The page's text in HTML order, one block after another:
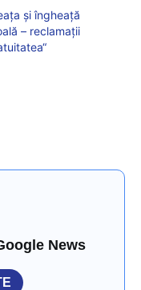
și îngheață
– reclamații
News